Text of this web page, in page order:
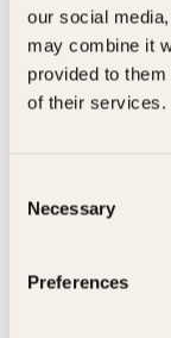
our social
may combine it
provided to
of their services.
Selection
Necessary
Preferences
Thomas